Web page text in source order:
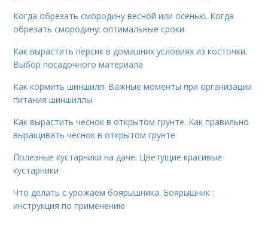
Когда обрезать смородину весной или осенью. Когда
обрезать смородину: оптимальные сроки
Как вырастить персик в домашних условиях из косточки.
Выбор посадочного материала
Как кормить шиншилл. Важные моменты при организации
питания шиншиллы
Как вырастить чеснок в открытом грунте. Как правильно
выращивать чеснок в открытом грунте
Полезные кустарники на даче. Цветущие красивые
кустарники
Что делать с урожаем боярышника. Боярышник :
инструкция по применению